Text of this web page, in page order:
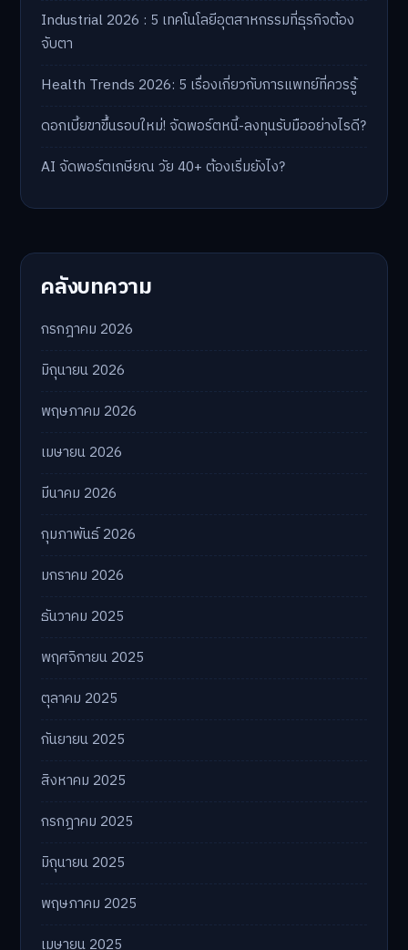
Industrial 2026 : 5 เทคโนโลยีอุตสาหกรรมที่ธุรกิจต้อง
จับตา
Health Trends 2026: 5 เรื่องเกี่ยวกับการแพทย์ที่ควรรู้
ดอกเบี้ยขาขึ้นรอบใหม่! จัดพอร์ตหนี้-ลงทุนรับมืออย่างไรดี?
AI จัดพอร์ตเกษียณ วัย 40+ ต้องเริ่มยังไง?
คลังบทความ
กรกฎาคม 2026
มิถุนายน 2026
พฤษภาคม 2026
เมษายน 2026
มีนาคม 2026
กุมภาพันธ์ 2026
มกราคม 2026
ธันวาคม 2025
พฤศจิกายน 2025
ตุลาคม 2025
กันยายน 2025
สิงหาคม 2025
กรกฎาคม 2025
มิถุนายน 2025
พฤษภาคม 2025
เมษายน 2025